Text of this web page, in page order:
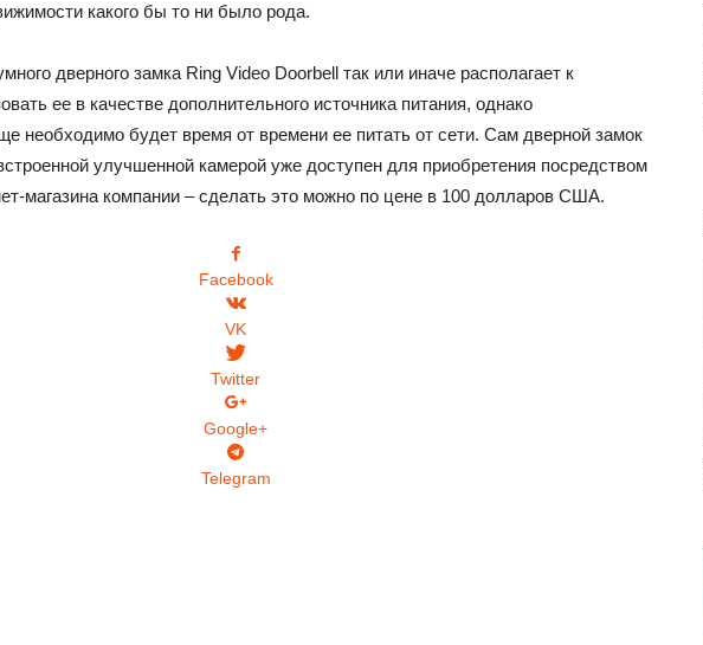
какого бы то ни было рода.
дверного замка Ring Video Doorbell так или иначе располагает к
ее в качестве дополнительного источника питания, однако
необходимо будет время от времени ее питать от сети. Сам дверной замок
улучшенной камерой уже доступен для приобретения посредством
магазина компании – сделать это можно по цене в 100 долларов США.
Facebook
VK
Twitter
Google+
Telegram